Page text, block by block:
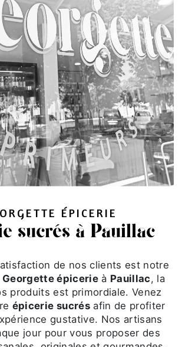
ÉPICERIE
sucrés à Pauillac
de nos clients est notre
Georgette épicerie à Pauillac, la
produits est primordiale. Venez
épicerie sucrésafin de profiter
gustative. Nos artisans
jour pour vous proposer des